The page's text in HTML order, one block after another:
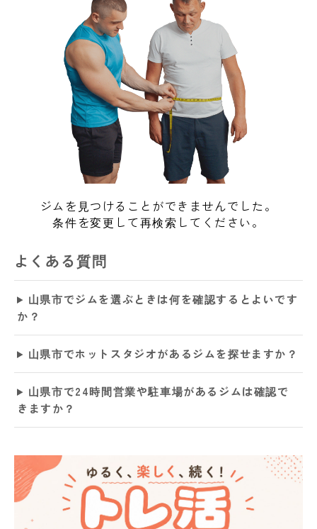
ジムを見つけることができませんでした。
条件を変更して再検索してください。
よくある質問
山県市でジムを選ぶときは何を確認するとよいです
か？
山県市でホットスタジオがあるジムを探せますか？
山県市で24時間営業や駐車場があるジムは確認で
きますか？